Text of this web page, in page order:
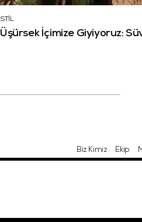
STİL
Üşürsek İçimize Giyiyoruz:
Biz Kimiz Ekip